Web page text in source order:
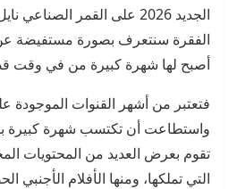
الجديد 2026 على القمر
الفقرة سنتعرف بصورة مستفيضة
أصبح لها شهرة كبيرة من في وقت
فتعتبر من أشهر القنوات الموجودة
واستطاعت أن تكتسب شهرة كبيرة
تقوم بعرض العديد من المحتويات
التي تملكها، ومنها الأفلام